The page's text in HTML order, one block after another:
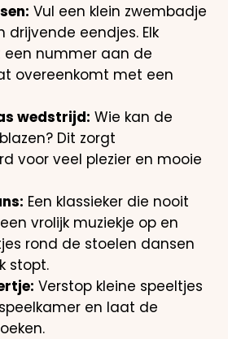
Vul een klein zwembadje
eendjes.​ Elk
nummer aan de
overeenkomt met een
wedstrijd: Wie kan de
Dit zorgt
voor veel plezier en mooie
Een klassieker die nooit
vrolijk muziekje op en
rond de stoelen dansen
stopt.​
Verstop kleine speeltjes
en laat de